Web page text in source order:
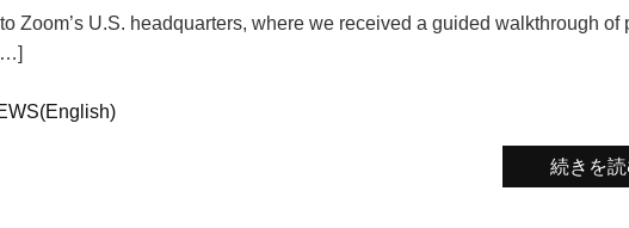
Zoom’s U.S. headquarters, where we received a guided walkthrough of
続きを